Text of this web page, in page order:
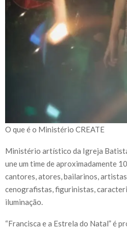
O que é o Ministério CREATE
Ministério artístico da Igreja
une um time de aproximadamente
cantores, atores, bailarinos,
cenografistas, figurinistas,
iluminação.
“Francisca e a Estrela do Natal” é